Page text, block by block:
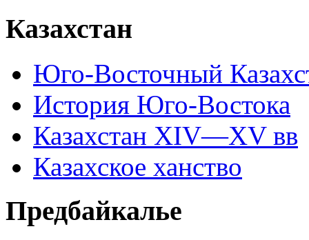
Казахстан
Юго-Восточный
История Юго-Востока
Казахстан XIV—XV вв
Казахское ханство
Предбайкалье